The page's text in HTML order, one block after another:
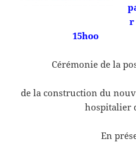
r
15hoo
Cérémonie de la
de la construction du
hospitalier
En